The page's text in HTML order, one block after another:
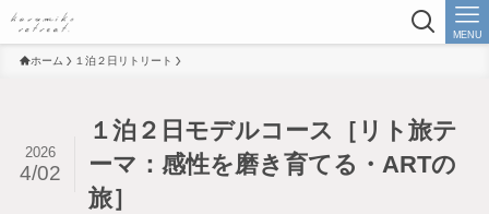
MENU
ホーム １泊２日リトリート
１泊２日モデルコース［リト旅テ
ーマ：感性を磨き育てる・ARTの
旅］
2026
4/02